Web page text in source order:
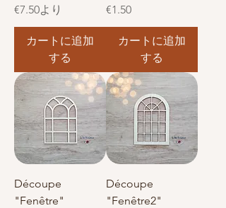
€7.50より
セール価格
カートに追加
する
価格
€1.50
カートに追加
する
Découpe
"Fenêtre"
Découpe
"Fenêtre2"